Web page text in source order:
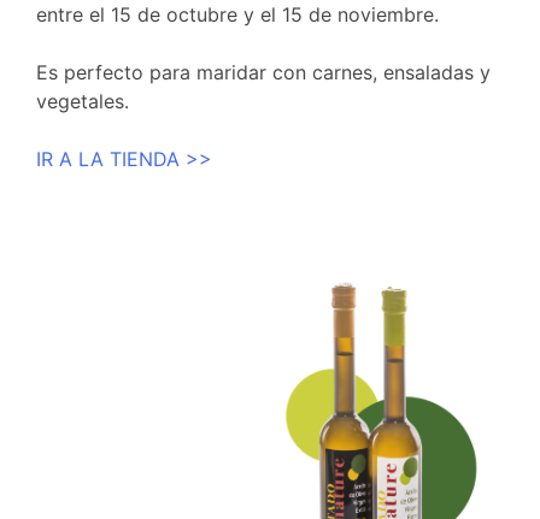
entre el 15 de octubre y el 15 de noviembre.
Es perfecto para maridar con carnes, ensaladas y
vegetales.
IR A LA TIENDA >>